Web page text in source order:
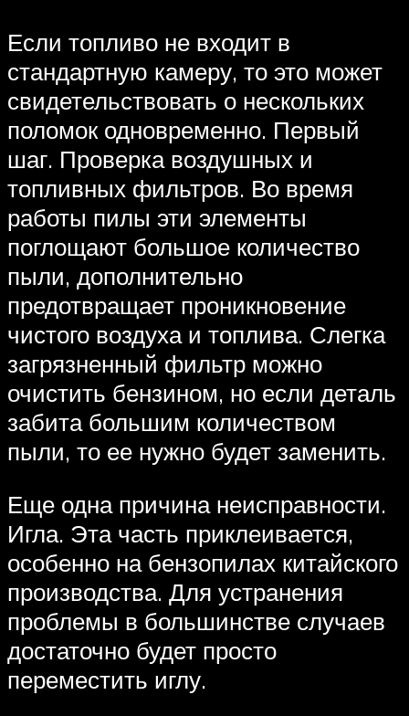
Если топливо не входит в
стандартную камеру, то это может
свидетельствовать о нескольких
поломок одновременно. Первый
шаг. Проверка воздушных и
топливных фильтров. Во время
работы пилы эти элементы
поглощают большое количество
пыли, дополнительно
предотвращает проникновение
чистого воздуха и топлива. Слегка
загрязненный фильтр можно
очистить бензином, но если деталь
забита большим количеством
пыли, то ее нужно будет заменить.
Еще одна причина неисправности.
Игла. Эта часть приклеивается,
особенно на бензопилах китайского
производства. Для устранения
проблемы в большинстве случаев
достаточно будет просто
переместить иглу.